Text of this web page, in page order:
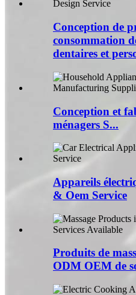
Conception de
consommation
dentaires et
Conception et
ménagers S...
Appareils
& Oem Service
Produits de
ODM OEM de